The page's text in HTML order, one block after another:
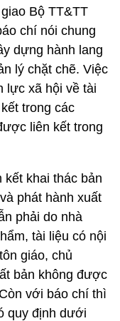
Bộ TT&TT
chí nói chung
dựng hành lang
lý chặt chẽ. Việc
lực xã hội về tài
trong các
liên kết trong
kết khai thác bản
phát hành xuất
phải do nhà
tài liệu có nội
giáo, chủ
bản không được
với báo chí thì
quy định dưới